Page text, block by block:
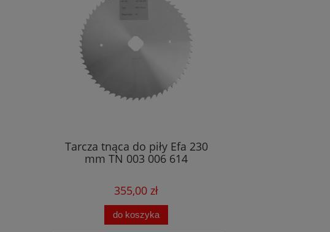
Tarcza tnąca do piły Efa 230
mm TN 003 006 614
355,00 zł
do koszyka